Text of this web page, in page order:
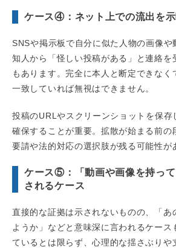
ケース④：ネット上での流出を
SNSや掲示板で自分に似た人物の画像や
知人から「怪しい投稿がある」と連絡を
もあります。完全に本人と断定できなく
一致していれば無視はできません。
投稿のURLやスクリーンショットを保存
確保することが重要。拡散が始まる前の
要請や法的対応の選択肢が残る可能性が
ケース⑤：「動画や画像を持っ
されるケース
直接的な証拠は示されないものの、「あ
ようか」などと意味深に言われるケース
ているとは限らず、心理的な揺さぶりや